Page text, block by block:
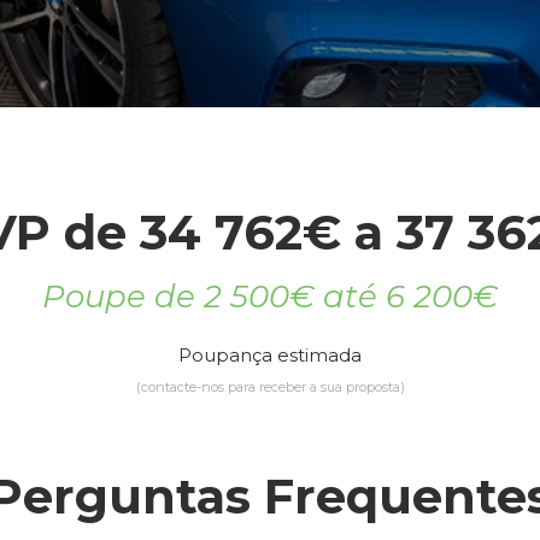
de 34 762€ a 37
Poupe de 2 500€ até 6 200€
Poupança estimada
(contacte-nos para receber a sua proposta)